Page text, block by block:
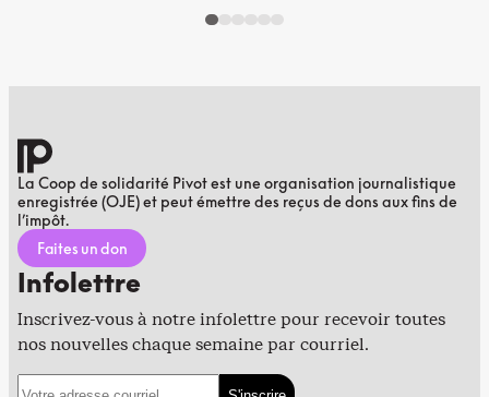
La Coop de solidarité Pivot est une organisation journalistique
enregistrée (OJE) et peut émettre des reçus de dons aux fins de
l’impôt.
Faites un don
Infolettre
Inscrivez-vous à notre infolettre pour recevoir toutes
nos nouvelles chaque semaine par courriel.